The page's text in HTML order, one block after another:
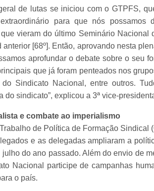
de lutas se iniciou com o GTPFS,
para que nós possamos
vieram do último Seminário Nacional
[68º]. Então, aprovando nesta
aprofundar o debate sobre o seu
que já foram penteados nos
Sindicato Nacional, entre outros.
do sindicato”, explicou a 3ª vice-
e combate ao imperialismo
de Política de Formação Sindical
e as delegadas ampliaram a
do ano passado. Além do envio de
Nacional participe de campanhas
o país.